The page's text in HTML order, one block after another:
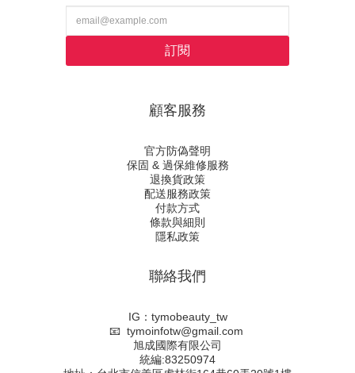
訂閱
顧客服務
官方防偽聲明
保固 & 過保維修服務
退換貨政策
配送服務政策
付款方式
條款與細則
隱私政策
聯絡我們
IG：tymobeauty_tw
📧 tymoinfotw@gmail.com
旭成國際有限公司
統編:83250974